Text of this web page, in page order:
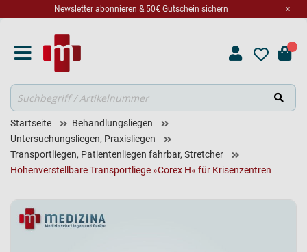
×
Newsletter abonnieren & 50€ Gutschein sichern
Suche
Startseite
Behandlungsliegen
Untersuchungsliegen, Praxisliegen
Transportliegen, Patientenliegen fahrbar, Stretcher
Höhenverstellbare Transportliege »Corex H« für Krisenzentren